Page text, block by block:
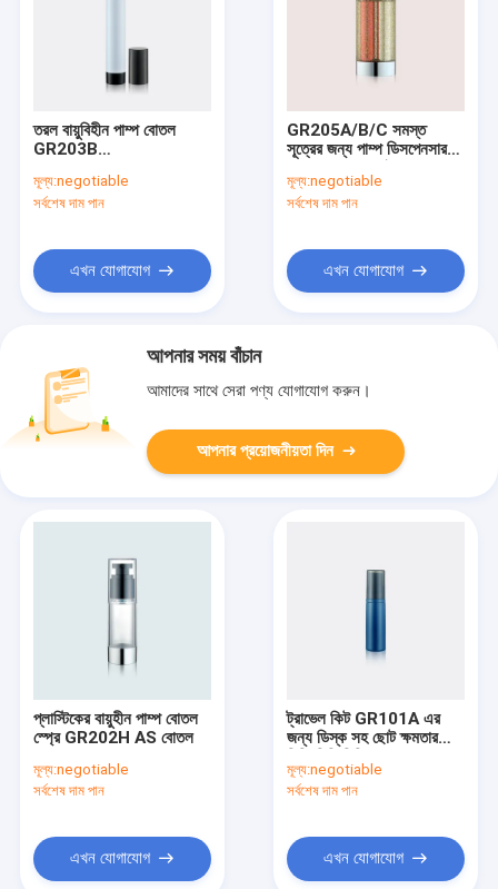
তরল বায়ুবিহীন পাম্প বোতল
GR203B
মূল্য:negotiable
সর্বশেষ দাম পান
এখন যোগাযোগ
GR205A/B/C সমস্ত
সূত্রের জন্য পাম্প ডিসপেনসার
প্লাস্টিকের বোতল
মূল্য:negotiable
সর্বশেষ দাম পান
এখন যোগাযোগ
আপনার সময় বাঁচান
আমাদের সাথে সেরা পণ্য যোগাযোগ করুন।
আপনার প্রয়োজনীয়তা দিন
প্লাস্টিকের বায়ুহীন পাম্প বোতল
স্প্রে GR202H AS বোতল
মূল্য:negotiable
সর্বশেষ দাম পান
এখন যোগাযোগ
ট্রাভেল কিট GR101A এর
জন্য ডিস্ক সহ ছোট ক্ষমতার
পাম্প বোতল
মূল্য:negotiable
সর্বশেষ দাম পান
এখন যোগাযোগ